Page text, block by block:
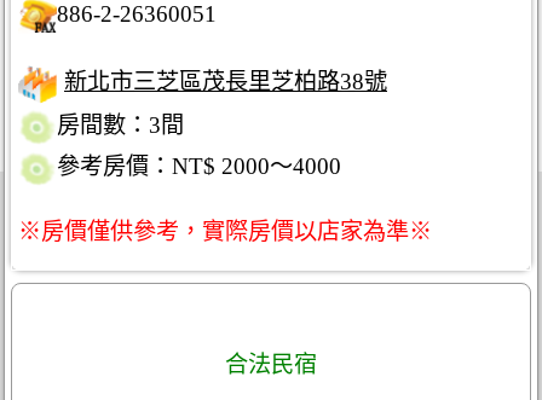
886-2-26360051
新北市三芝區茂長里芝柏路38號
房間數：3間
參考房價：NT$ 2000～4000
※房價僅供參考，實際房價以店家為準※
合法民宿